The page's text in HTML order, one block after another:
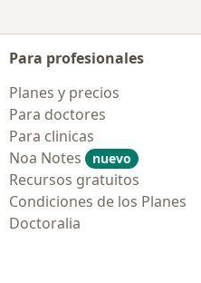
Para profesionales
Planes y precios
Para doctores
Para clinicas
Noa Notes
nuevo
Recursos gratuitos
Condiciones de los Planes
Doctoralia